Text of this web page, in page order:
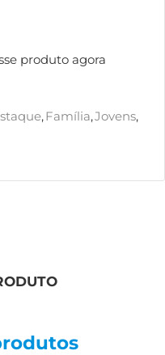
produto agora
,Família,Jovens,